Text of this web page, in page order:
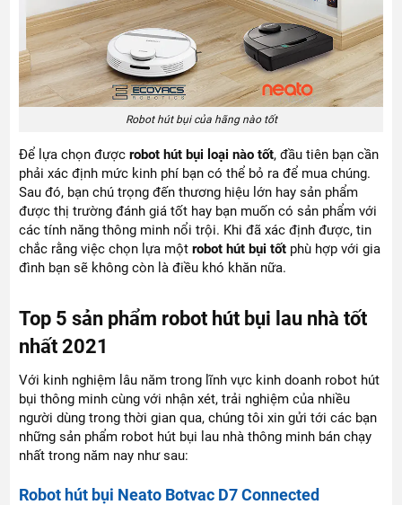
Robot hút bụi của hãng nào tốt
Để lựa chọn đượcrobot hút bụi loại nào tốt, đầu tiên bạn cần
phải xác định mức kinh phí bạn có thể bỏ ra để mua chúng.
Sau đó, bạn chú trọng đến thương hiệu lớn hay sản phẩm
được thị trường đánh giá tốt hay bạn muốn có sản phẩm với
các tính năng thông minh nổi trội. Khi đã xác định được, tin
chắc rằng việc chọn lựa mộtrobot hút bụi tốt phù hợp với gia
đình bạn sẽ không còn là điều khó khăn nữa.
Top 5 sản phẩm robot hút bụi lau nhà tốt
nhất 2021
Với kinh nghiệm lâu năm trong lĩnh vực kinh doanh robot hút
bụi thông minh cùng với nhận xét, trải nghiệm của nhiều
người dùng trong thời gian qua, chúng tôi xin gửi tới các bạn
những sản phẩm robot hút bụi lau nhà thông minh bán chạy
nhất trong năm nay như sau:
Robot hút bụi Neato Botvac D7 Connected